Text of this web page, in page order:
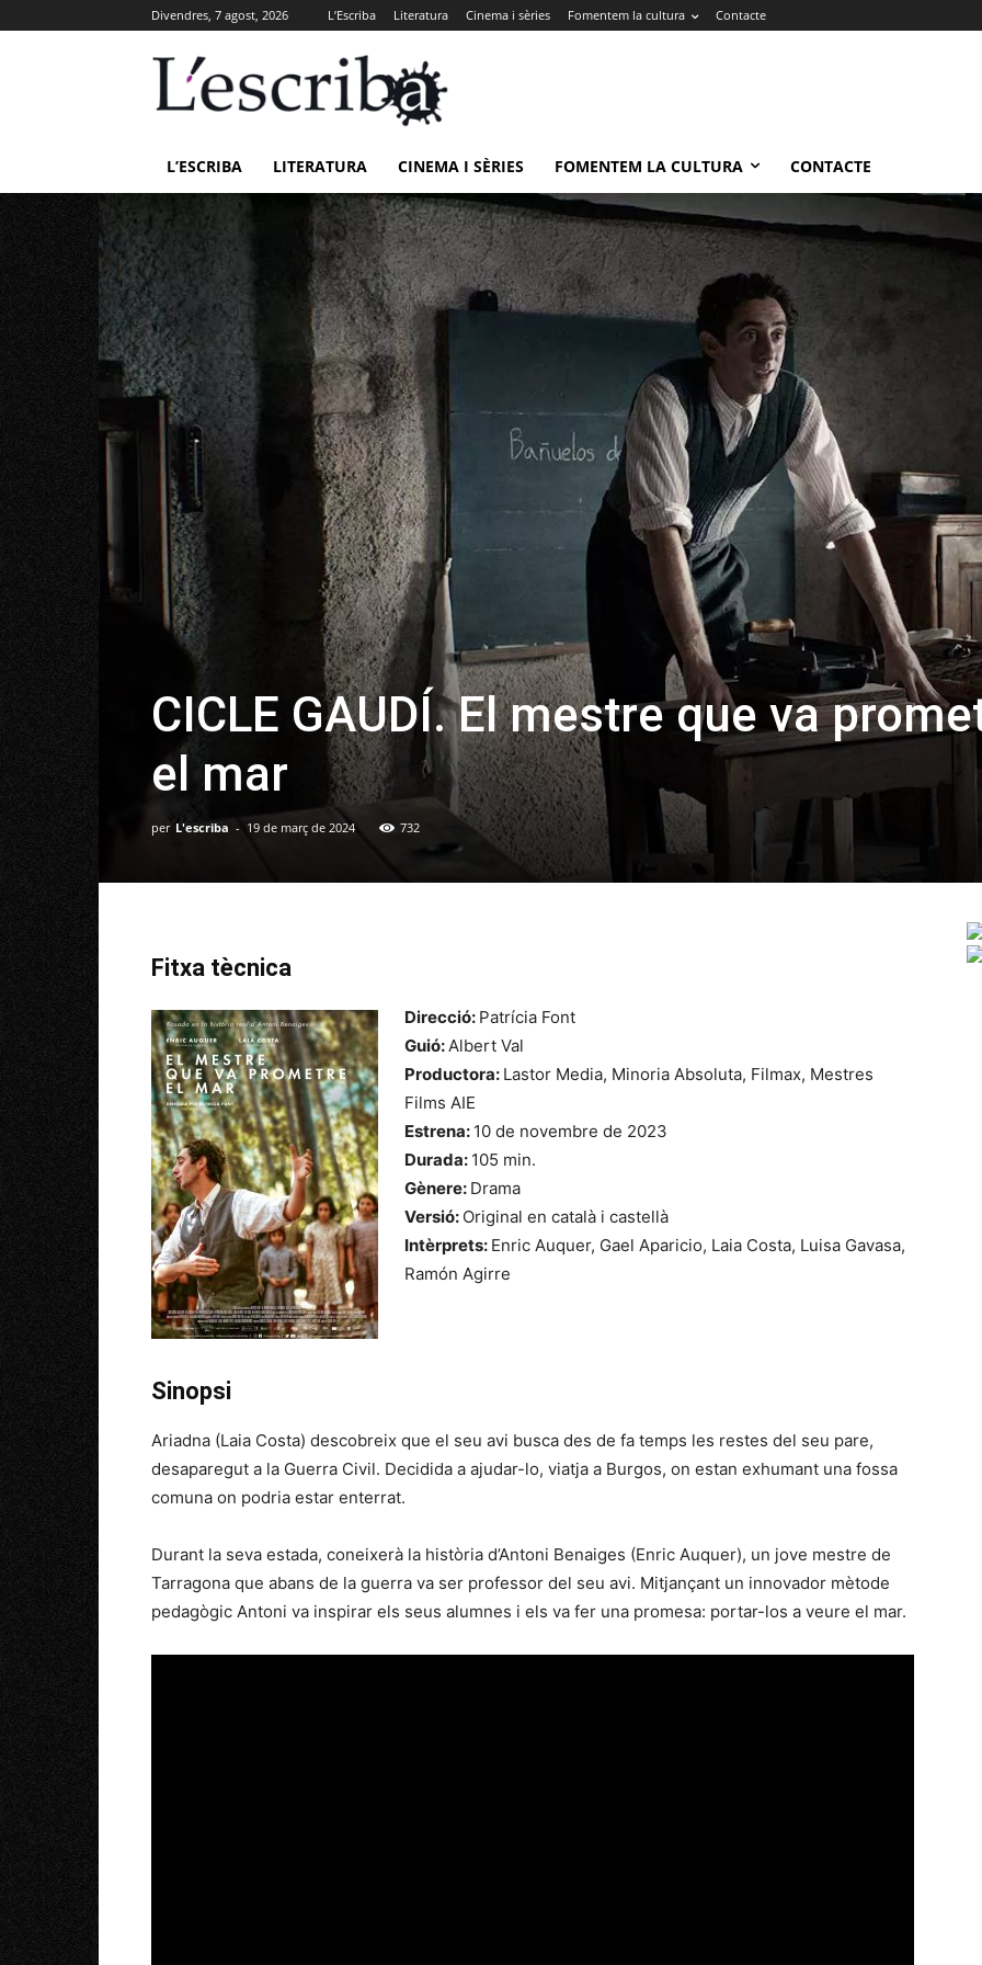
Divendres, 7 agost, 2026 L’Escriba Literatura Cinema i sèries Fomentem la cultura Contacte
L’ESCRIBA LITERATURA CINEMA I SÈRIES FOMENTEM LA CULTURA CONTACTE
CICLE GAUDÍ. El mestre que va
el mar
per L'escriba - 19 de març de 2024 732
Fitxa tècnica
Direcció: Patrícia Font
Guió:Albert Val
Productora: Lastor Media, Minoria Absoluta, Filmax, Mestres
Films AIE
Estrena: 10 de novembre de 2023
Durada: 105 min.
Gènere: Drama
Versió: Original en català i castellà
Intèrprets: Enric Auquer, Gael Aparicio, Laia Costa, Luisa Gavasa,
Ramón Agirre
Sinopsi
Ariadna (Laia Costa) descobreix que el seu avi busca des de fa temps les restes del seu pare,
desaparegut a la Guerra Civil. Decidida a ajudar-lo, viatja a Burgos, on estan exhumant una fossa
comuna on podria estar enterrat.
Durant la seva estada, coneixerà la història d’Antoni Benaiges (Enric Auquer), un jove mestre de
Tarragona que abans de la guerra va ser professor del seu avi. Mitjançant un innovador mètode
pedagògic Antoni va inspirar els seus alumnes i els va fer una promesa: portar-los a veure el mar.